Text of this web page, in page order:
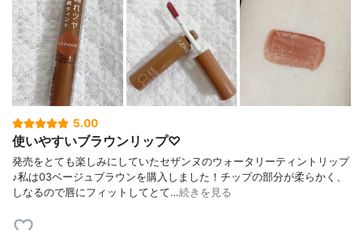
5.00
使いやすいブラウンリップ♡
発売をとても楽しみにしていたセザンヌのウォータリーティントリップ
♪私は03ベージュブラウンを購入しました！チップの部分が柔らかく、
しなるので唇にフィットしてとて…続きを見る